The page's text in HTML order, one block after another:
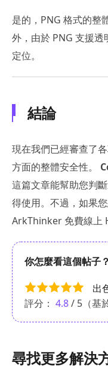
是的，PNG 格式的整
外，由於 PNG 支援
定位。
結論
現在我們已經審查了
方面的整體安全性。
這篇文章能幫助您判
得使用。不過，如果
ArkThinker 免費線上
你怎麼看這個帖子
出
評分： 4.8/ 5（基
尋找更多解決